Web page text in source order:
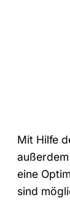
Mit Hilfe
eine
sind